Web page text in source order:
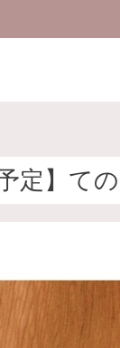
定】て